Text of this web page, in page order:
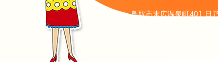
鳥取市末広温泉町401 日